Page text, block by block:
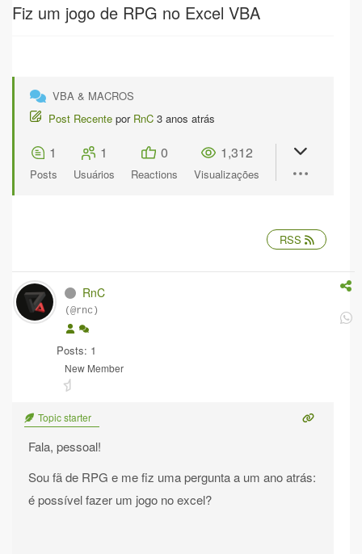
Fiz um jogo de RPG no Excel VBA
VBA & MACROS
Post Recente por RnC 3 anos atrás
1
Posts
1
Usuários
0
Reactions
1,312
Visualizações
RSS
RnC
(@rnc)
Posts: 1
New Member
Topic starter
Fala, pessoal!
Sou fã de RPG e me fiz uma pergunta a um ano atrás:
é possível fazer um jogo no excel?